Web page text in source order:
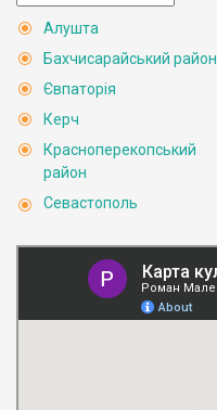
Алушта
Бахчисарайський район
Євпаторія
Керч
Красноперекопський
район
Севастополь